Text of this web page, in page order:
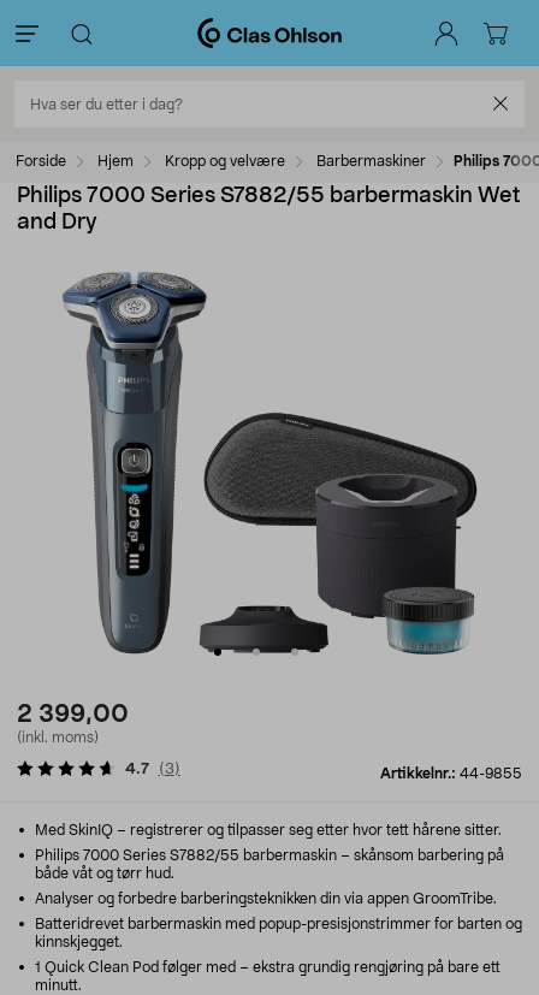
Forside Hjem Kropp og velvære Barbermaskiner Philips
Philips 7000 Series S7882/55 barbermaskin Wet
and Dry
2 399,00
(inkl. moms)
Artikkelnr.: 44-9855
4.7 (3)
Med SkinIQ – registrerer og tilpasser seg etter hvor tett hårene sitter.
Philips 7000 Series S7882/55 barbermaskin – skånsom barbering på
både våt og tørr hud.
Analyser og forbedre barberingsteknikken din via appen GroomTribe.
Batteridrevet barbermaskin med popup-presisjonstrimmer for barten og
kinnskjegget.
1 Quick Clean Pod følger med – ekstra grundig rengjøring på bare ett
minutt.